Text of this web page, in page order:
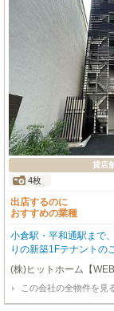
貸店
4枚
出店するのに
おすすめの業種
小倉駅・平和通駅まで
りの新築1Fテナントの
視認性も兼ね備えた、
が立ち並び、多くの人
広々とした空間は、ス
づくりが可能です。開
(株)ヒットホーム【WEB
この会社の全物件を見